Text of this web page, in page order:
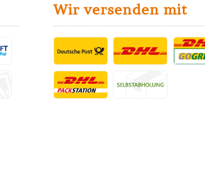
Wir versenden mit